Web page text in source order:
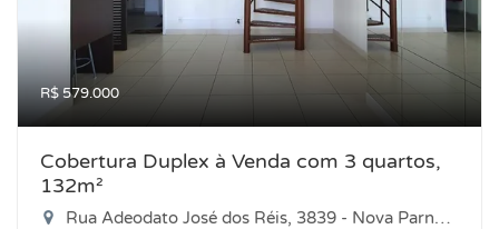
R$ 579.000
Cobertura Duplex à Venda com 3 quartos,
132m²
Rua Adeodato José dos Réis, 3839 - Nova Parnamirim, Parnamirim-RN